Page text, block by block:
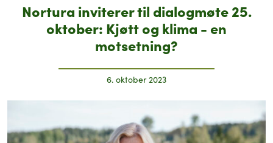
Nortura inviterer til dialogmøte 25.
oktober: Kjøtt og klima - en
motsetning?
6. oktober 2023